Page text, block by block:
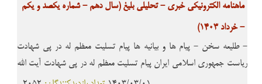
ماهنامه الکترونیکی خبری - تحلیلی بلیغ (سال دهم - شماره یکصد و یکم
- خرداد 1403)
- طلیعه سخن - پیام ها و بیانیه ها پیام تسلیت معظم له در پی شهادت
ریاست جمهوری اسلامی ایران پیام تسلیت معظم له در پی شهادت آیت الله
آل هاشم رحمت الله علیه پیام تسلیت معظم له در پی رحلت آیت الله شیخ